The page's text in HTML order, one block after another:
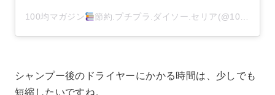
100均マガジン 節約.プチプラ.ダイソー.セリア(@100kin_mag)がシェアした投稿
シャンプー後のドライヤーにかかる時間は、少しでも
短縮したいですね。